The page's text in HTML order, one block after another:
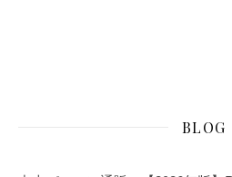
BLOG